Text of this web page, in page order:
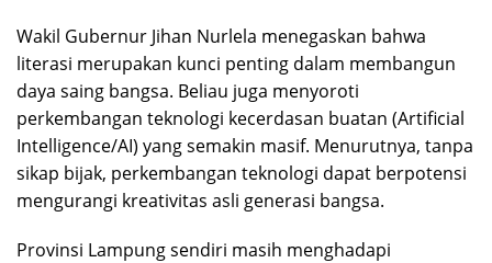
Wakil Gubernur Jihan Nurlela menegaskan bahwa
literasi merupakan kunci penting dalam membangun
daya saing bangsa. Beliau juga menyoroti
perkembangan teknologi kecerdasan buatan (Artificial
Intelligence/AI) yang semakin masif. Menurutnya, tanpa
sikap bijak, perkembangan teknologi dapat berpotensi
mengurangi kreativitas asli generasi bangsa.
Provinsi Lampung sendiri masih menghadapi